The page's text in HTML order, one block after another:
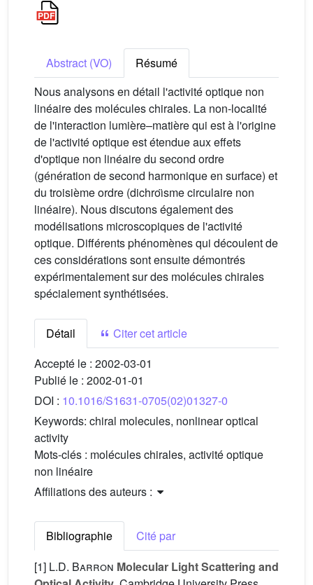
Abstract (VO)
Résumé
Nous analysons en détail l'activité optique non
linéaire des molécules chirales. La non-localité
de l'interaction lumière–matière qui est à l'origine
de l'activité optique est étendue aux effets
d'optique non linéaire du second ordre
(génération de second harmonique en surface) et
du troisième ordre (dichroı̈sme circulaire non
linéaire). Nous discutons également des
modélisations microscopiques de l'activité
optique. Différents phénomènes qui découlent de
ces considérations sont ensuite démontrés
expérimentalement sur des molécules chirales
spécialement synthétisées.
Détail
Citer cet article
Accepté le : 2002-03-01
Publié le : 2002-01-01
DOI : 10.1016/S1631-0705(02)01327-0
Keywords: chiral molecules, nonlinear optical
activity
Mots-clés : molécules chirales, activité optique
non linéaire
Affiliations des auteurs :
Bibliographie
Cité par
[1] L.D. Barron Molecular Light Scattering and